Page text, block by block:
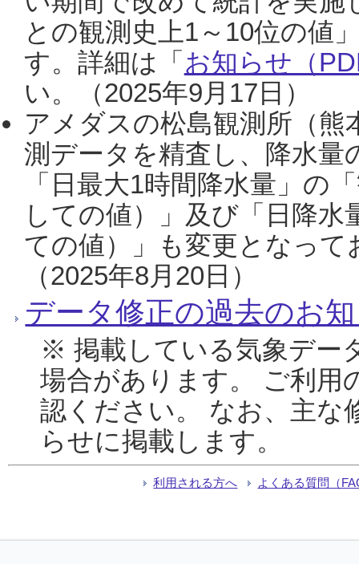
との観測史上1～10位の値
す。詳細は「 お知らせ（
い。（2025年9月17日）
アメダスの松島観測所（熊
測データを精査し、降水
「日最大1時間降水量」の
しての値）」及び「日降
ての値）」も変更となっ
（2025年8月20日）
データ修正の過去のお
※ 掲載している気象デー
場合があります。 ご利用
認ください。 なお、主な
らせに掲載します。
利用される方へ よくある質問（